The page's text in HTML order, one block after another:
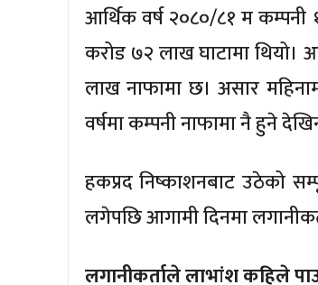
आर्थिक वर्ष २०८०/८१ म
करोड ७२ लाख घाटामा थियो।
लाख नाफामा छ। असार
वर्षमा कम्पनी नाफामा नै हुने
हकप्रद निष्काशनबाट उठेको
लगेपछि आगामी दिनमा
लगानीकर्ताले लाभांश कहिले